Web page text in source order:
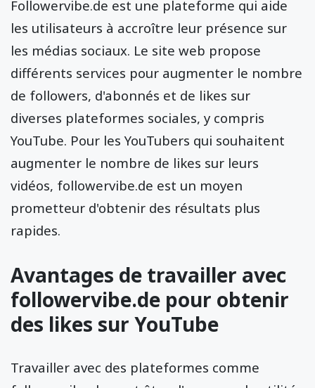
Followervibe.de est une plateforme qui aide
les utilisateurs à accroître leur présence sur
les médias sociaux. Le site web propose
différents services pour augmenter le nombre
de followers, d'abonnés et de likes sur
diverses plateformes sociales, y compris
YouTube. Pour les YouTubers qui souhaitent
augmenter le nombre de likes sur leurs
vidéos, followervibe.de est un moyen
prometteur d'obtenir des résultats plus
rapides.
Avantages de travailler avec
followervibe.de pour obtenir
des likes sur YouTube
Travailler avec des plateformes comme